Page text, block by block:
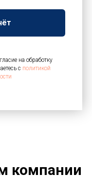
на обработку
c политикой
компании